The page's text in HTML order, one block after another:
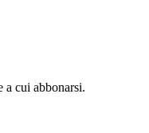
a cui abbonarsi.